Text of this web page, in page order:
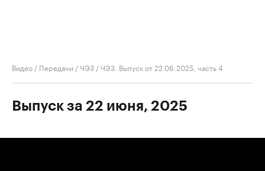
Видео / Передачи /ЧЭЗ /ЧЭЗ. Выпуск от 22.06.2025, часть 4
Выпуск за 22 июня, 2025